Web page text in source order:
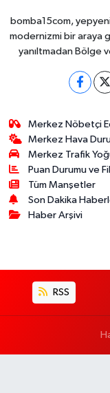
bomba15com,
modernizmi bir araya
yanıltmadan Bölge
Merkez Nöbetçi
Merkez Hava
Merkez Trafik
Puan Durumu ve
Tüm Manşetler
Son Dakika
Haber Arşivi
RSS